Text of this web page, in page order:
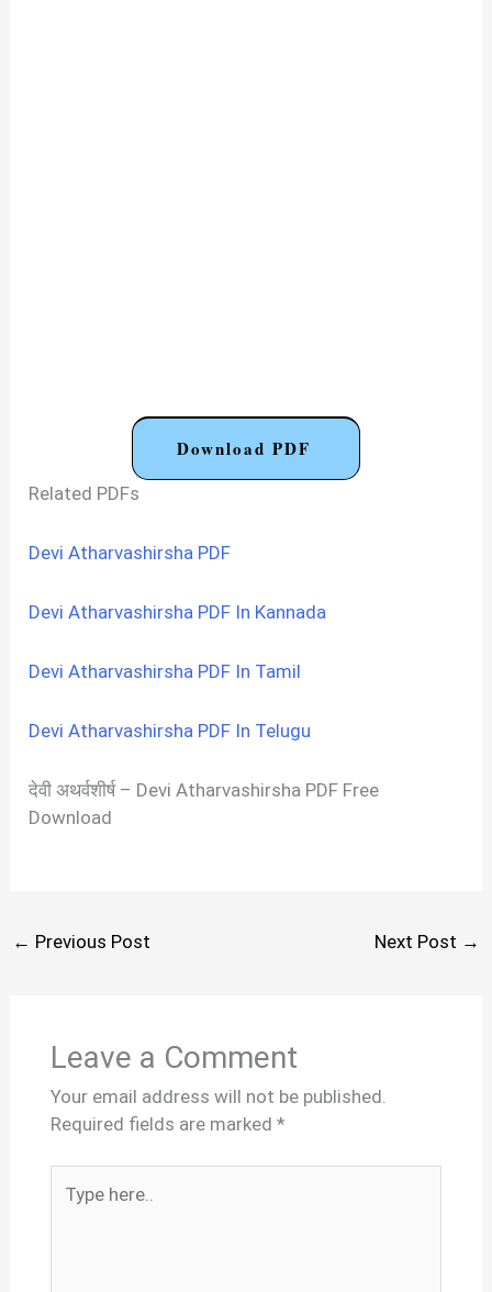
Download PDF
Related PDFs
Devi Atharvashirsha PDF
Devi Atharvashirsha PDF In Kannada
Devi Atharvashirsha PDF In Tamil
Devi Atharvashirsha PDF In Telugu
देवी अथर्वशीर्ष – Devi Atharvashirsha PDF Free
Download
← Previous Post Next Post →
Leave a Comment
Your email address will not be published.
Required fields are marked *
here..